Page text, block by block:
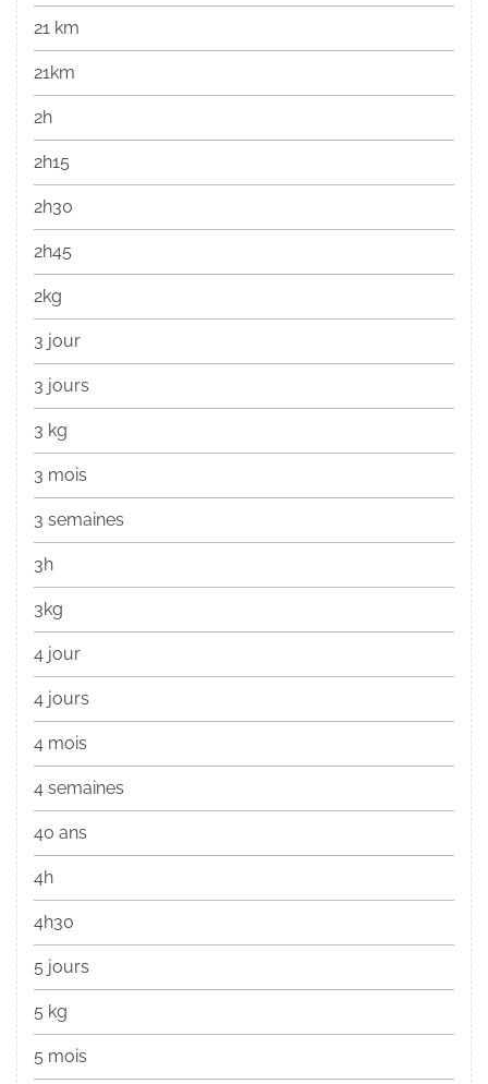
21 km
21km
2h
2h15
2h30
2h45
2kg
3 jour
3 jours
3 kg
3 mois
3 semaines
3h
3kg
4 jour
4 jours
4 mois
4 semaines
40 ans
4h
4h30
5 jours
5 kg
5 mois